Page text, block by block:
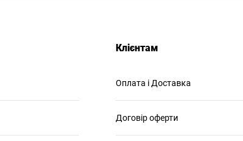
Клієнтам
Оплата і Доставка
Договір оферти